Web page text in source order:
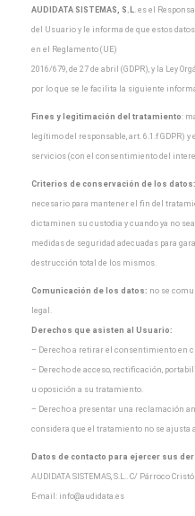
AUDIDATA SISTEMAS, S.L es el
del Usuario y le informa de que estos
en el Reglamento (UE)
2016/679, de 27 de abril (GDPR), y la Ley
por lo que se le facilita la siguiente
Fines y legitimación del tratamiento :
legítimo del responsable, art. 6.1.f GDPR)
servicios (con el consentimiento del
Criterios de conservación de los datos:
necesario para mantener el fin del
dictaminen su custodia y cuando ya no
medidas de seguridad adecuadas para
destrucción total de los mismos.
Comunicación de los datos: no se
legal.
Derechos que asisten al Usuario:
– Derecho a retirar el consentimiento en
– Derecho de acceso, rectificación,
u oposición a su tratamiento.
– Derecho a presentar una reclamación
considera que el tratamiento no se ajusta
Datos de contacto para ejercer sus
AUDIDATA SISTEMAS, S.L.. C/ Párroco
E-mail: info@audidata.es